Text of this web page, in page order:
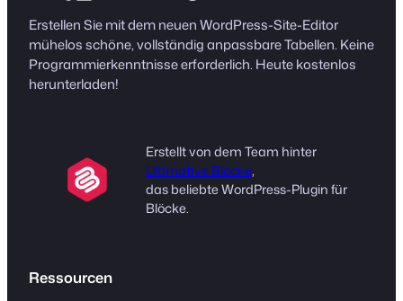
Erstellen Sie mit dem neuen WordPress-Site-Editor
mühelos schöne, vollständig anpassbare Tabellen. Keine
Programmierkenntnisse erforderlich. Heute kostenlos
herunterladen!
Erstellt von dem Team hinter
Ultimative Blöcke,
das beliebte WordPress-Plugin für
Blöcke.
Ressourcen